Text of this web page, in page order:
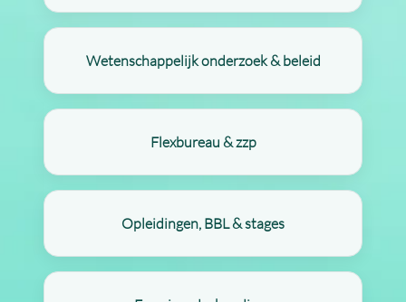
Wetenschappelijk onderzoek & beleid
Flexbureau & zzp
Opleidingen, BBL & stages